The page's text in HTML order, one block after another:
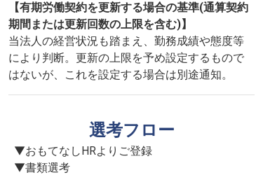
【有期労働契約を更新する場合の基準(通算契約
期間または更新回数の上限を含む)】
当法人の経営状況も踏まえ、勤務成績や態度等
により判断。更新の上限を予め設定するもので
はないが、これを設定する場合は別途通知。
選考フロー
▼おもてなしHRよりご登録
▼書類選考